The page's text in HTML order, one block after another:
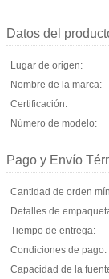
Datos del
Lugar de origen:
Nombre de la marca:
Certificación:
Número de modelo:
Pago y Envío
Cantidad de orden
Detalles de
Tiempo de entrega:
Condiciones de pago:
Capacidad de la